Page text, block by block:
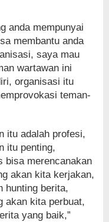
anda mempunyai
membantu anda
saya mau
wartawan ini
organisasi itu
teman-
itu adalah profesi,
itu penting,
bisa merencanakan
akan kita kerjakan,
hunting berita,
akan kita perbuat,
yang baik,”